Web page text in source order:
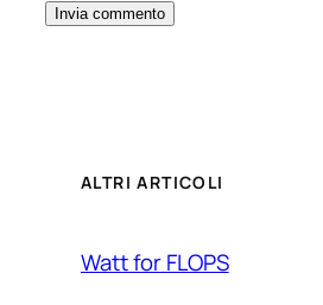
ALTRI ARTICOLI
Watt for FLOPS